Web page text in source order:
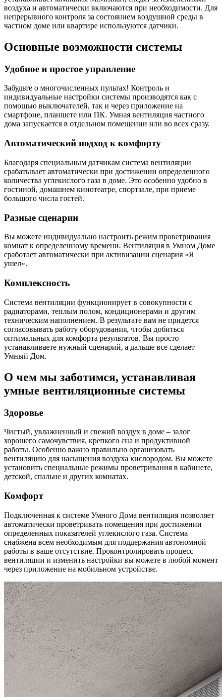
воздуха и автоматически включаются при необходимости. Для
непрерывного контроля за состоянием воздушной среды в
частном доме или квартире используются датчики.
Основные возможности системы
Удобное и простое управление
Забудьте о многочисленных пультах! Контроль и
индивидуальные настройки системы производятся как с
помощью выключателей, так и через приложение на
смартфоне, планшете или ПК. Умная вентиляция частного
дома запускается в отдельном помещении или во всех сразу.
Автоматический подход к комфорту
Благодаря специальным датчикам система вентиляции
срабатывает автоматически при достижении определенного
количества углекислого газа в доме. Это особенно удобно в
гостиной, домашнем кинотеатре, спортзале, при приеме
большого числа гостей.
Разные сценарии
Вы можете индивидуально настроить режим проветривания
комнат к определенному времени. Вентиляция в Умном Доме
сработает автоматически при активизации сценария «Я
ушел».
Комплексность
Система вентиляции функционирует в совокупности с
радиаторами, теплым полом, кондиционерами и другим
техническим наполнением. В результате вам не придется
согласовывать работу оборудования, чтобы добиться
оптимальных для комфорта результатов. Вы просто
устанавливаете нужный сценарий, а дальше все сделает
Умный Дом.
О чем мы заботимся, устанавливая
умные вентиляционные системы
Здоровье
Чистый, увлажненный и свежий воздух в доме – залог
хорошего самочувствия, крепкого сна и продуктивной
работы. Особенно важно правильно организовать
вентиляцию для насыщения воздуха кислородом. Вы можете
установить специальные режимы проветривания в кабинете,
детской, спальне и других комнатах.
Комфорт
Подключенная к системе Умного Дома вентиляция позволяет
автоматически проветривать помещения при достижении
определенных показателей углекислого газа. Система
снабжена всем необходимым для поддержания автономной
работы в ваше отсутствие. Проконтролировать процесс
вентиляции и изменить настройки вы можете в любой момент
через приложение на мобильном устройстве.